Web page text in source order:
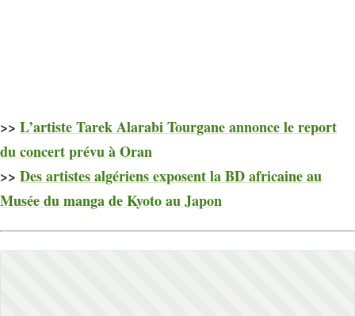
>> L’artiste Tarek Alarabi Tourgane annonce le report
du concert prévu à Oran
>> Des artistes algériens exposent la BD africaine au
Musée du manga de Kyoto au Japon